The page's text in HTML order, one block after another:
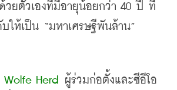
วยตัวเองที่มีอายุน้อยกว่า 40 ปี ที่
ให้เป็น “มหาเศรษฐีพันล้าน”
Wolfe Herd
ผู้ร่วมก่อตั้งและซีอีโอ